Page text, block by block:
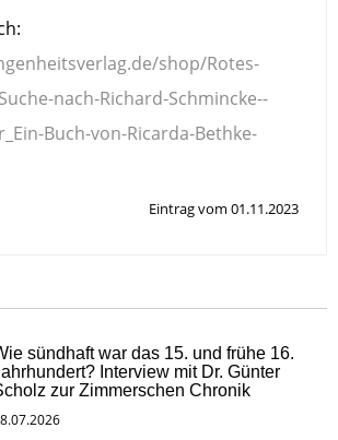
shop/Rotes-
nach-Richard-Schmincke--
Buch-von-Ricarda-Bethke-
Eintrag vom 01.11.2023
sündhaft war das 15. und frühe 16.
Interview mit Dr. Günter
zur Zimmerschen Chronik